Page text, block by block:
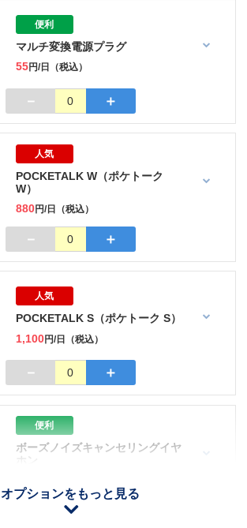
便利
マルチ変換電源プラグ
55円/日（税込）
－ 0 ＋
人気
POCKETALK W（ポケトーク
W）
880円/日（税込）
－ 0 ＋
人気
POCKETALK S（ポケトーク S）
1,100円/日（税込）
－ 0 ＋
オプションをもっと見る
便利
ボーズノイズキャンセリングイヤ
ホン
－